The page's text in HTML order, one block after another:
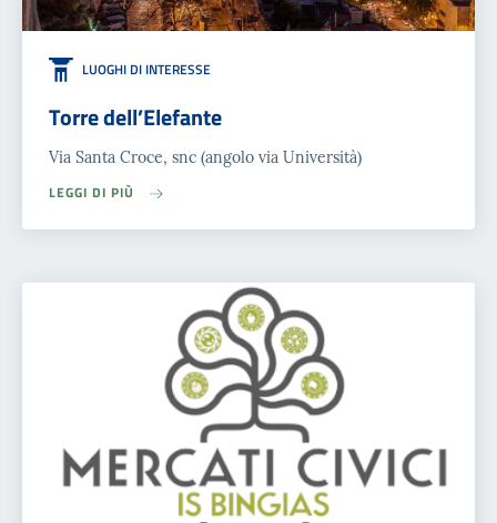
LUOGHI DI INTERESSE
Torre dell’Elefante
Via Santa Croce, snc (angolo via Università)
LEGGI DI PIÙ